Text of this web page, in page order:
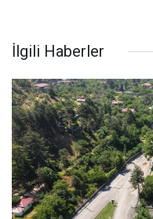
İlgili Haberler